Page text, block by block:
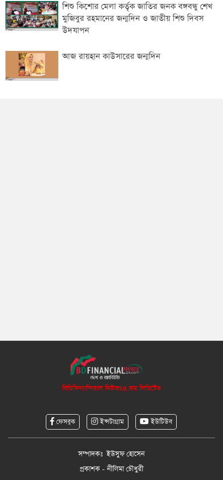
শিশু কিশোর মেলা কর্তৃক জাতির জনক বঙ্গবন্ধু শেখ
মুজিবুর রহমানের জন্মদিন ও জাতীয় শিশু দিবস
উদযাপন
আজ রায়হান কাউসারের জন্মদিন
বিডিফিন্যান্সিয়াল নিউজ২৪.কম লিমিটেড
ফেসবুক ইন্সটাগ্রাম ইউটিউব
সম্পাদকঃ ইউসুফ হোসেন
প্রকাশক - নীলিমা চৌধুরী